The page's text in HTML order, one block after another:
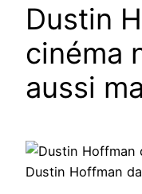
Dustin
cinéma
aussi
Dustin Hoffman